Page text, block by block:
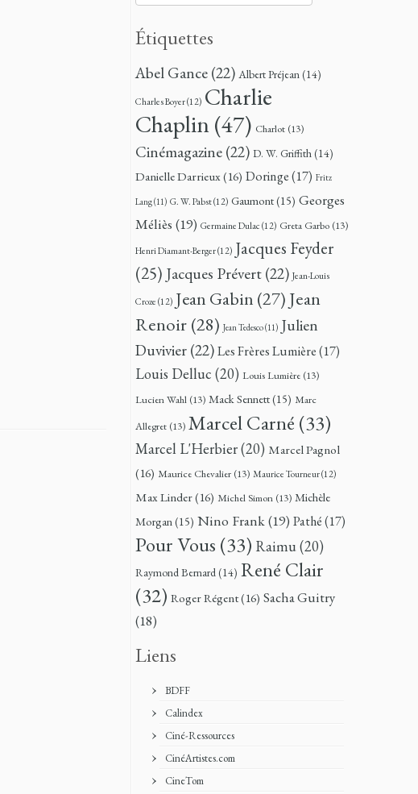
Étiquettes
Abel Gance(22) Albert Préjean(14)
Charles Boyer(12) Charlie
Chaplin(47) Charlot (13)
Cinémagazine(22) D. W. Griffith(14)
Danielle Darrieux(16) Doringe(17) Fritz
Lang(11) G. W. Pabst(12) Gaumont(15) Georges
Méliès (19) Germaine Dulac (12) Greta Garbo (13)
Henri Diamant-Berger(12) Jacques Feyder
(25) Jacques Prévert(22) Jean-Louis
Croze (12) Jean Gabin (27) Jean
Renoir (28) Jean Tedesco(11) Julien
Duvivier(22)Les Frères Lumière(17)
Louis Delluc (20) Louis Lumière (13)
Lucien Wahl (13) Mack Sennett(15) Marc
Allegret (13) Marcel Carné (33)
Marcel L'Herbier(20) Marcel Pagnol
(16) Maurice Chevalier (13) Maurice Tourneur(12)
Max Linder(16) Michel Simon (13) Michèle
Morgan(15) Nino Frank(19) Pathé(17)
Pour Vous (33) Raimu(20)
Raymond Bernard(14) René Clair
(32) Roger Régent(16) Sacha Guitry
(18)
Liens
BDFF
Calindex
Ciné-Ressources
CinéArtistes.com
CineTom